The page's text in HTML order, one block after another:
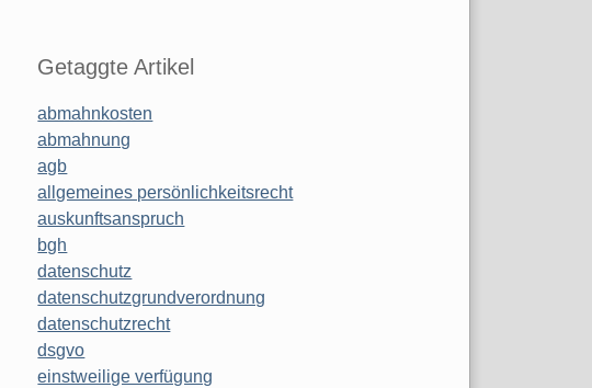
Getaggte Artikel
abmahnkosten
abmahnung
agb
allgemeines persönlichkeitsrecht
auskunftsanspruch
bgh
datenschutz
datenschutzgrundverordnung
datenschutzrecht
dsgvo
einstweilige verfügung